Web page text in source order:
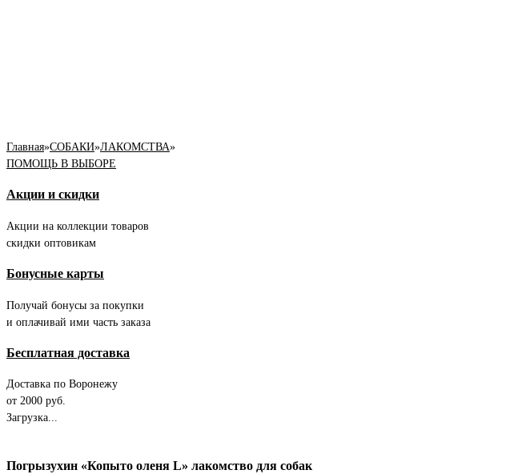
Главная»СОБАКИ»ЛАКОМСТВА»
ПОМОЩЬ В ВЫБОРЕ
Акции и скидки
Акции на коллекции товаров
скидки оптовикам
Бонусные карты
Получай бонусы за покупки
и оплачивай ими часть заказа
Бесплатная доставка
Доставка по Воронежу
от 2000 руб.
Загрузка...
Погрызухин «Копыто оленя L» лакомство для собак